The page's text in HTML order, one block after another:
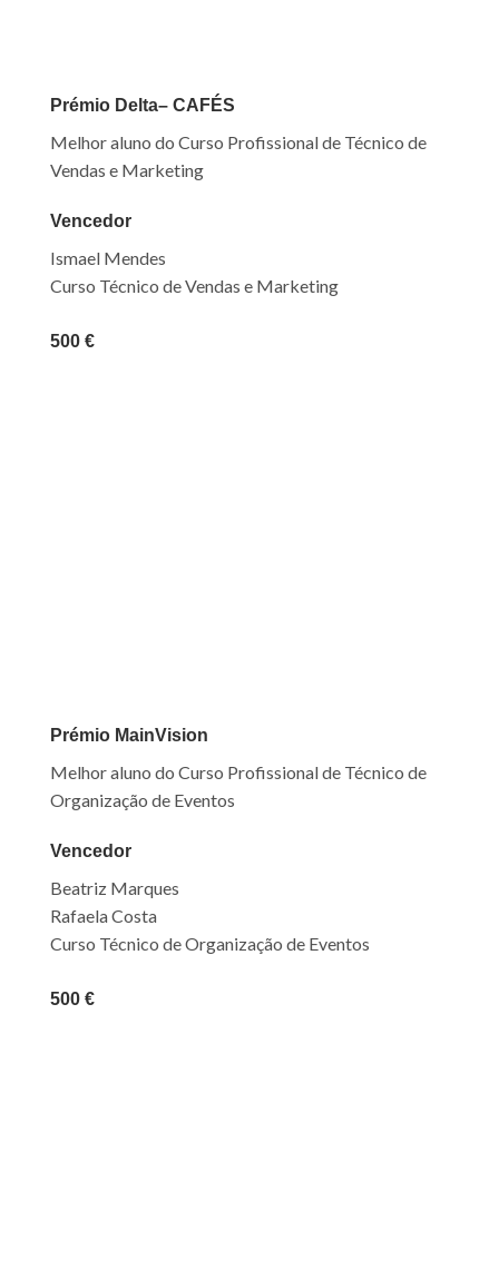
Prémio Delta– CAFÉS
Melhor aluno do Curso Profissional de Técnico de
Vendas e Marketing
Vencedor
Ismael Mendes
Curso Técnico deVendas e Marketing
500 €
Prémio MainVision
Melhor aluno do Curso Profissional de Técnico de
Organização de Eventos
Vencedor
Beatriz Marques
Rafaela Costa
Curso Técnico deOrganização de Eventos
500 €